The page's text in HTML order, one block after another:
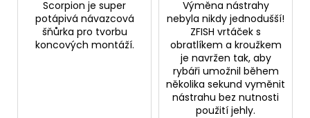
Scorpion je super
potápivá návazcová
šňůrka pro tvorbu
koncových montáží.
Výměna nástrahy
nebyla nikdy jednodušší!
ZFISH vrtáček s
obratlíkem a kroužkem
je navržen tak, aby
rybáři umožnil během
několika sekund vyměnit
nástrahu bez nutnosti
použití jehly.